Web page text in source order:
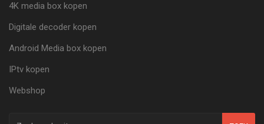
4K media box kopen
Digitale decoder kopen
Android Media box kopen
IPtv kopen
Webshop